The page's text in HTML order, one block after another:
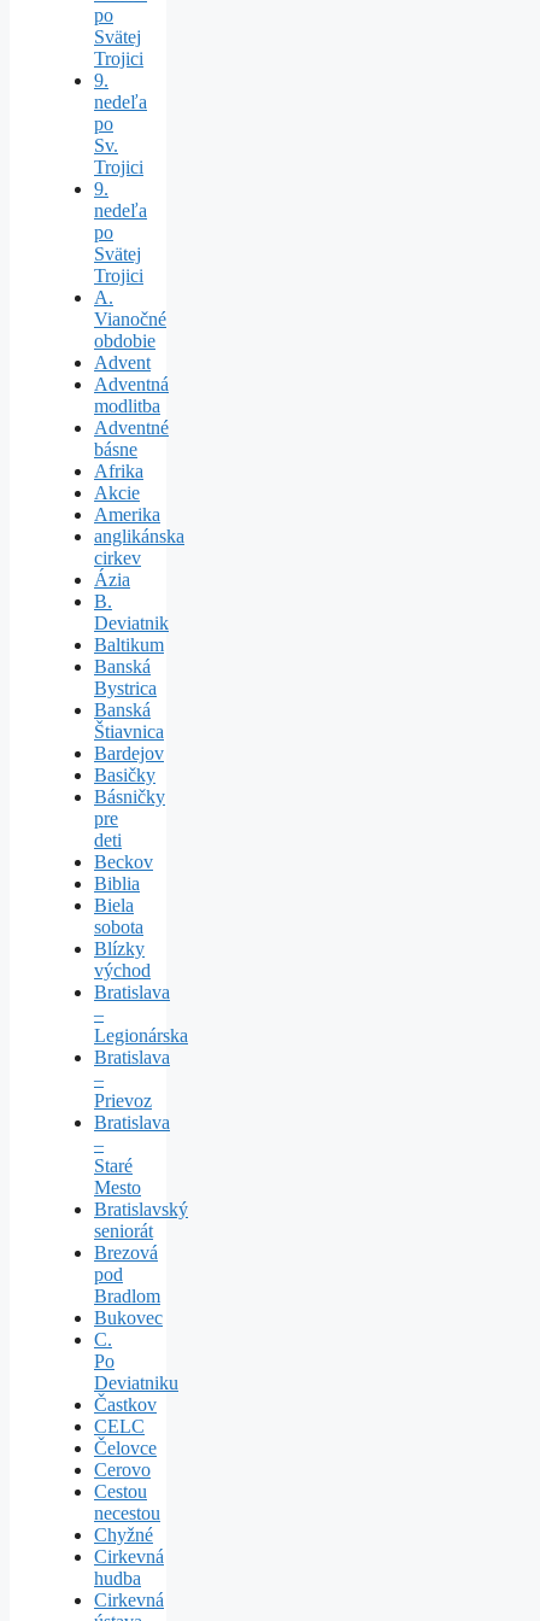
po
Svätej
Trojici
9.
nedeľa
po
Sv.
Trojici
9.
nedeľa
po
Svätej
Trojici
A.
Vianočné
obdobie
Advent
Adventná
modlitba
Adventné
básne
Afrika
Akcie
Amerika
anglikánska
cirkev
Ázia
B.
Deviatnik
Baltikum
Banská
Bystrica
Banská
Štiavnica
Bardejov
Basičky
Básničky
pre
deti
Beckov
Biblia
Biela
sobota
Blízky
východ
Bratislava
–
Legionárska
Bratislava
–
Prievoz
Bratislava
–
Staré
Mesto
Bratislavský
seniorát
Brezová
pod
Bradlom
Bukovec
C.
Po
Deviatniku
Častkov
CELC
Čelovce
Cerovo
Cestou
necestou
Chyžné
Cirkevná
hudba
Cirkevná